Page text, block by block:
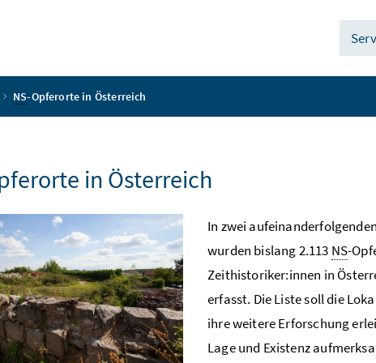
NS-Opferorte in Österreich
in Österreich
In zwei
wurden bislang 2.113 NS-
Zeithistoriker:innen in
erfasst. Die Liste soll die
ihre weitere Erforschung
Lage und Existenz